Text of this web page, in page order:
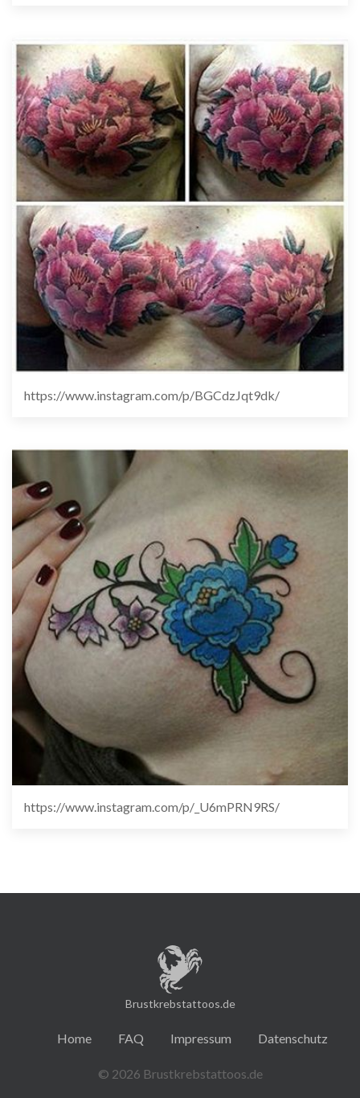
https://www.instagram.com/p/BGCdzJqt9dk/
https://www.instagram.com/p/_U6mPRN9RS/
Brustkrebstattoos.de
Home FAQ Impressum Datenschutz
© 2026 Brustkrebstattoos.de